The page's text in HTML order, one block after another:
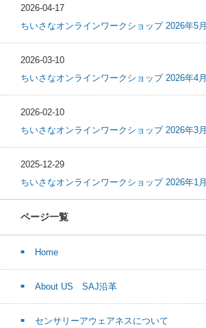
2026-04-17
ちいさなオンラインワークショップ 2026年5月
2026-03-10
ちいさなオンラインワークショップ 2026年4月
2026-02-10
ちいさなオンラインワークショップ 2026年3月
2025-12-29
ちいさなオンラインワークショップ 2026年1月
ページ一覧
Home
About US SAJ沿革
センサリーアウェアネスについて